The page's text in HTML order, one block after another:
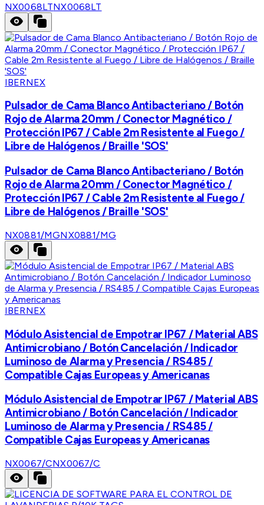
NX0068LTNX0068LT
IBERNEX
Pulsador de Cama Blanco Antibacteriano / Botón
Rojo de Alarma 20mm / Conector Magnético /
Protección IP67 / Cable 2m Resistente al Fuego /
Libre de Halógenos / Braille 'SOS'
Pulsador de Cama Blanco Antibacteriano / Botón
Rojo de Alarma 20mm / Conector Magnético /
Protección IP67 / Cable 2m Resistente al Fuego /
Libre de Halógenos / Braille 'SOS'
NX0881/MGNX0881/MG
IBERNEX
Módulo Asistencial de Empotrar IP67 / Material ABS
Antimicrobiano / Botón Cancelación / Indicador
Luminoso de Alarma y Presencia / RS485 /
Compatible Cajas Europeas y Americanas
Módulo Asistencial de Empotrar IP67 / Material ABS
Antimicrobiano / Botón Cancelación / Indicador
Luminoso de Alarma y Presencia / RS485 /
Compatible Cajas Europeas y Americanas
NX0067/CNX0067/C